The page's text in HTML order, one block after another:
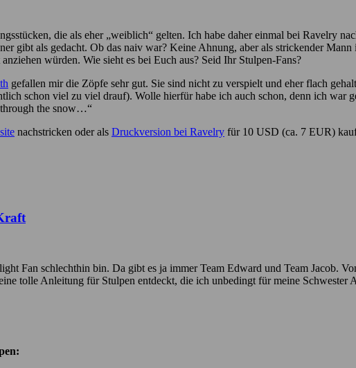
die als eher „weiblich“ gelten. Ich habe daher einmal bei Ravelry
gibt als gedacht. Ob das naiv war? Keine Ahnung, aber als strickender
würden. Wie sieht es bei Euch aus? Seid Ihr Stulpen-Fans?
gefallen mir die Zöpfe sehr gut. Sie sind nicht zu verspielt und eher flach
schon viel zu viel drauf). Wolle hierfür habe ich auch schon, denn ich war
through the snow…“
nachstricken oder als Druckversion bei Ravelry für 10 USD (ca. 7 EUR)
Fan schlechthin bin. Da gibt es ja immer Team Edward und Team Jacob.
tolle Anleitung für Stulpen entdeckt, die ich unbedingt für meine Schwester